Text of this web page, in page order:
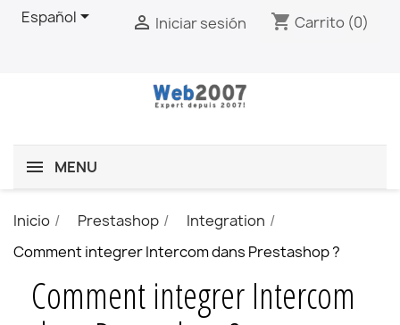
Español  Iniciar sesión shopping_cart Carrito (0)
MENU
Inicio Prestashop
Integration
Comment integrer Intercom dans Prestashop ?
Comment integrer Intercom